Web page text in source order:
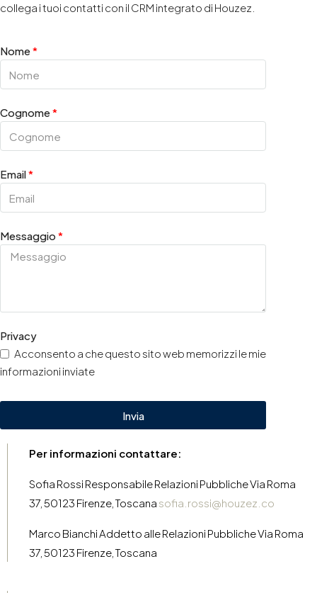
collega i tuoi contatti con il CRM integrato di Houzez.
Nome
Cognome
Email
Messaggio
Privacy
Acconsento a che questo sito web memorizzi le mie
informazioni inviate
Invia
Per informazioni contattare:
Sofia Rossi Responsabile Relazioni Pubbliche Via Roma
37, 50123 Firenze, Toscana sofia.rossi@houzez.co
Marco Bianchi Addetto alle Relazioni Pubbliche Via Roma
37, 50123 Firenze, Toscana